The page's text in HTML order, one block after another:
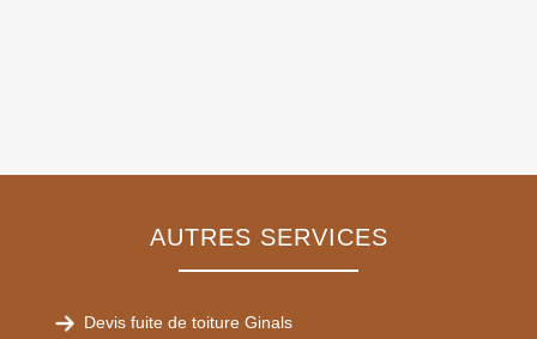
AUTRES SERVICES
Devis fuite de toiture Ginals